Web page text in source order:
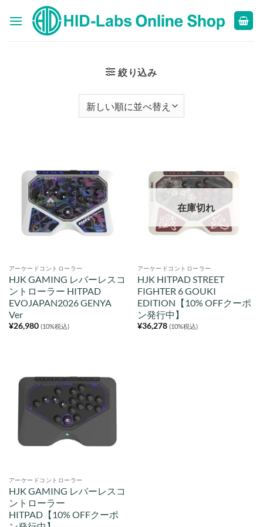
絞り込み
アーケードコントローラー
HJK GAMING レバーレスコ
ントローラー HITPAD
EVOJAPAN2026 GENYA
Ver
¥26,980 (10%税込)
在庫切れ
アーケードコントローラー
HJK HITPAD STREET
FIGHTER 6 GOUKI
EDITION【10% OFFクーポ
ン発行中】
¥36,278 (10%税込)
アーケードコントローラー
HJK GAMING レバーレスコ
ントローラー
HITPAD【10% OFFクーポ